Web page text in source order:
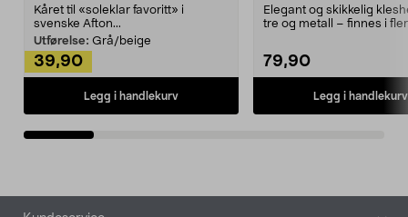
Kåret til «soleklar favoritt» i
svenske Afton...
Utførelse: Grå/beige
39,90
Legg i handlekurv
Elegant og skikkelig
tre og metall – finnes i
79,90
Legg i handlekurv
Bunntekst